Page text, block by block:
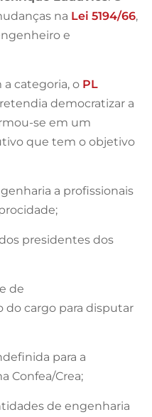
na Lei 5194/66,
e
categoria, o PL
democratizar a
se em um
que tem o objetivo
a profissionais
presidentes dos
de
do cargo para disputar
para a
Confea/Crea;
de engenharia